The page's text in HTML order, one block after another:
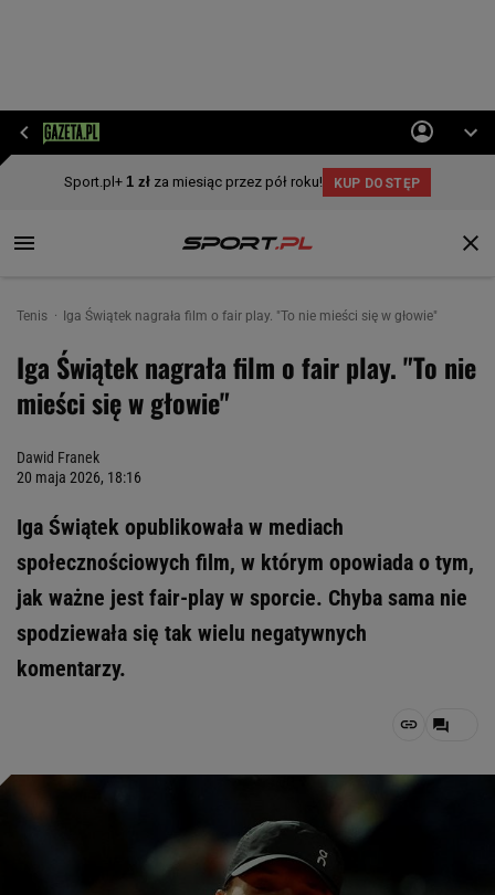
Tenis Iga Świątek nagrała film o fair play. "To nie mieści się w głowie"
Iga Świątek nagrała film o fair play. "To nie
mieści się w głowie"
Dawid Franek
20 maja 2026, 18:16
Iga Świątek opublikowała w mediach
społecznościowych film, w którym opowiada o tym,
jak ważne jest fair-play w sporcie. Chyba sama nie
spodziewała się tak wielu negatywnych
komentarzy.